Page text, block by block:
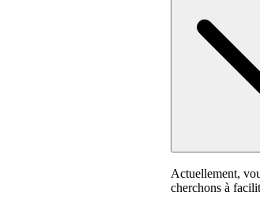
Actuellement,
cherchons à